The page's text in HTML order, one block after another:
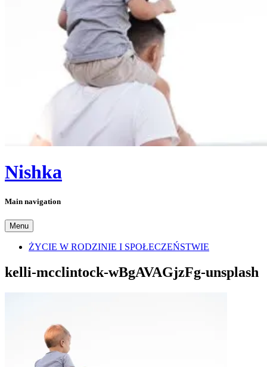
Nishka
Main navigation
Menu
ŻYCIE W RODZINIE I SPOŁECZEŃSTWIE
kelli-mcclintock-wBgAVAGjzFg-unsplash